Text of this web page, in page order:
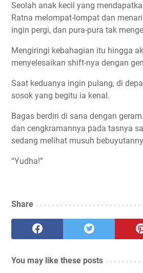
Seolah anak kecil yang
Ratna melompat-lompat dan
ingin pergi, dan pura-pura tak
Mengiringi kebahagian itu hingga
menyelesaikan shift-nya dengan
Saat keduanya ingin pulang, di
sosok yang begitu ia kenal.
Bagas berdiri di sana dengan
dan cengkramannya pada tasnya
sedang melihat musuh
“Yudha!”
Share
You may like these posts